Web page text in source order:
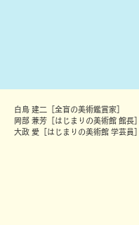
白鳥 建二［全盲の美術鑑賞家］
岡部 兼芳［はじまりの美術館 館長］
大政 愛［はじまりの美術館 学芸員］